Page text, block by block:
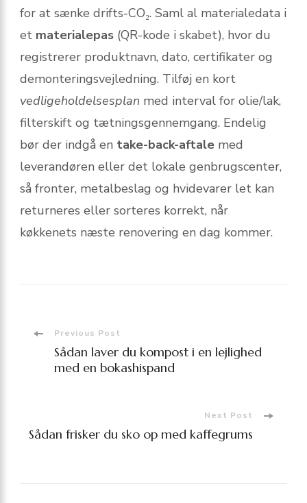
for at sænke drifts-CO₂. Saml al materialedata i
et materialepas (QR-kode i skabet), hvor du
registrerer produktnavn, dato, certifikater og
demonteringsvejledning. Tilføj en kort
vedligeholdelsesplan med interval for olie/lak,
filterskift og tætningsgennemgang. Endelig
bør der indgå en take-back-aftale med
leverandøren eller det lokale genbrugscenter,
så fronter, metalbeslag og hvidevarer let kan
returneres eller sorteres korrekt, når
køkkenets næste renovering en dag kommer.
Post
Navigation
Previous Post
Sådan laver du kompost i en lejlighed
med en bokashispand
Next Post
Sådan frisker du sko op med kaffegrums